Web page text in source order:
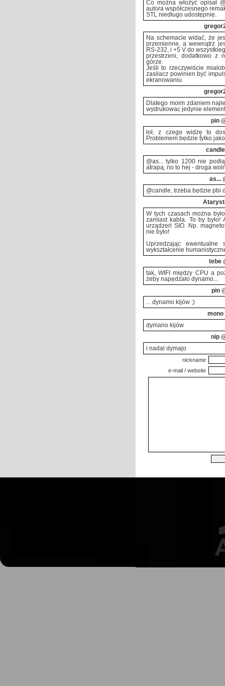
Co można włożyć opisał
autora współczesnego
STL niedługo udostępnię.
Na schemacie widać, że
przemienne, a wewnątrz
RS-232, i +5 V do
przestrzeni, dodatkowo z
górze.
Jeśli to rzeczywiście
zasilacz powinien być
ekranowaniu
Dlatego moim zdaniem
wydrukowac jedynie
pin
łoł, z czego widzę to
Problemem będzie tylko
candle
@as... tylko 1200 nie
atrapą, no to hej - droga
as...
@candle, trzeba będzie pbi
W tych czasach można
zamiast kabla. To by
urządzeń SIO. Np.
nie było!
Uprzedzając
wykształcenie
tebe
tak, WIFI między CPU a
żeby napędzało dynamo...
pin
... dynamo kijów ;)
mono
dymano kijów
nip
i nadal dymajo
nickname
e-mail / website